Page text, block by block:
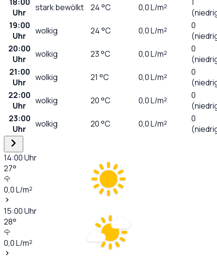
Uhr
stark bewölkt 24°C 0,0L/m²
19:00
Uhr
wolkig 24°C 0,0L/m²
0
20:00
Uhr
wolkig 23°C 0,0L/m²
0
21:00
Uhr
wolkig 21 °C 0,0L/m²
0
22:00
Uhr
wolkig 20°C 0,0L/m²
0
23:00
Uhr
wolkig 20°C 0,0L/m²
0
14:00Uhr
27°
0,0L/m²
15:00Uhr
28°
0,0L/m²